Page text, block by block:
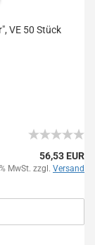
VE 50 Stück
56,53 EUR
MwSt. zzgl. Versand